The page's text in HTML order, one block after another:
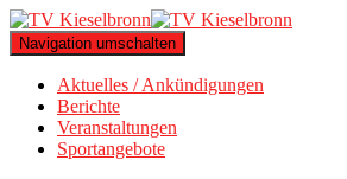
Navigation umschalten
Aktuelles / Ankündigungen
Berichte
Veranstaltungen
Sportangebote